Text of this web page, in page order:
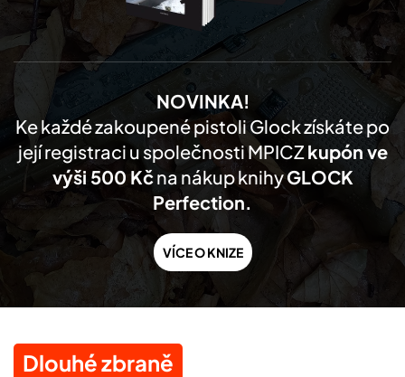
NOVINKA!
Ke každé zakoupené pistoli Glock získáte po
její registraci u společnosti MPICZkupón ve
výši 500 Kčna nákup knihyGLOCK
Perfection.
VÍCE O KNIZE
Dlouhé zbraně